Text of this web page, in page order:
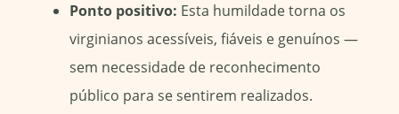
Ponto positivo: Esta humildade torna os
virginianos acessíveis, fiáveis e genuínos —
sem necessidade de reconhecimento
público para se sentirem realizados.